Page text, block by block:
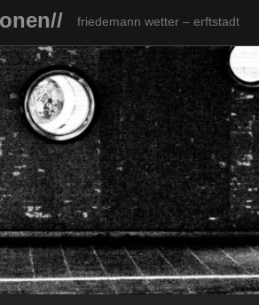
friedemann wetter – erftstadt